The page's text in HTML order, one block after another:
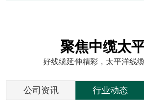
聚焦中缆太
好线缆延伸精彩，太平洋线
公司资讯 行业动态